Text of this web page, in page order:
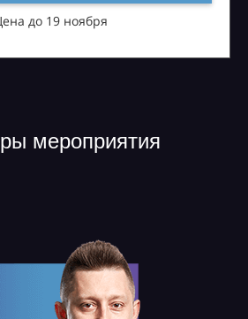
до 19 ноября
мероприятия